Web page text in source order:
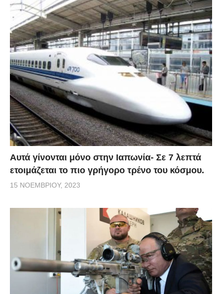
Αυτά γίνονται μόνο στην Ιαπωνία- Σε 7 λεπτά
ετοιμάζεται το πιο γρήγορο τρένο του κόσμου.
15 ΝΟΕΜΒΡΊΟΥ, 2023